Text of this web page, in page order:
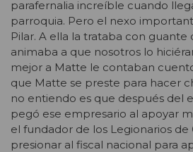
parafernalia increíble cuando
parroquia. Pero el nexo
Pilar. A ella la trataba con guante
animaba a que nosotros lo
mejor a Matte le contaban
que Matte se preste para hacer
no entiendo es que después del
pegó ese empresario al apoyar
el fundador de los Legionarios de
presionar al fiscal nacional para